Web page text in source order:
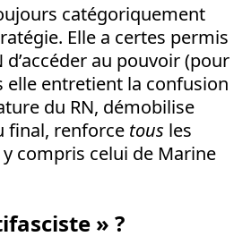
catégoriquement
Elle a certes permis
d’accéder au pouvoir (pour
elle entretient la confusion
du RN, démobilise
final, renforce tous les
compris celui de Marine
» ?